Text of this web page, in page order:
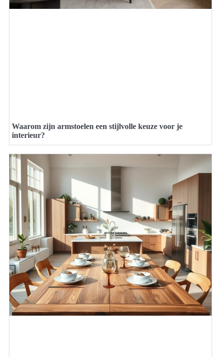
Waarom zijn armstoelen een stijlvolle keuze voor je
interieur?